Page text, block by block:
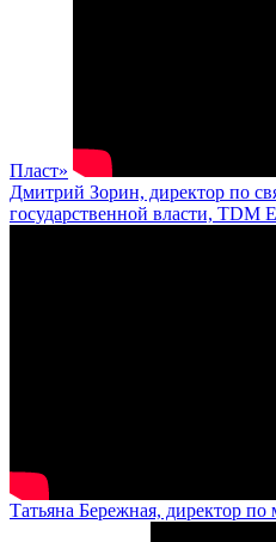
Пласт»
Дмитрий Зорин, директор по
государственной власти, TDM
Татьяна Бережная, директор